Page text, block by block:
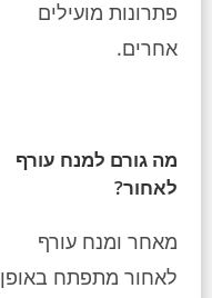
פתרונות מועילים
אחרים.
מה גורם למנח עורף
לאחור?
מאחר ומנח עורף
לאחור מתפתח באופן